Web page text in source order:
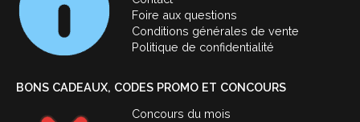
Foire aux questions
Conditions générales de vente
Politique de confidentialité
BONS CADEAUX, CODES PROMO ET CONCOURS
Concours du mois